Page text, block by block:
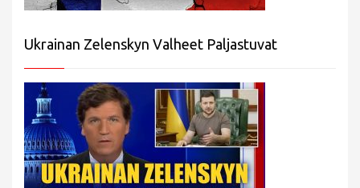
Ukrainan Zelenskyn Valheet Paljastuvat